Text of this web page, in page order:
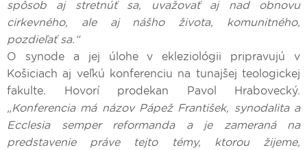
spôsob aj stretnúť sa, uvažovať aj nad obnovu
cirkevného, ale aj nášho života, komunitného,
pozdieľať sa.“
O synode a jej úlohe v ekleziológii pripravujú v
Košiciach aj veľkú konferenciu na tunajšej teologickej
fakulte. Hovorí prodekan Pavol Hrabovecký.
„Konferencia má názov Pápež František, synodalita a
Ecclesia semper reformanda a je zameraná na
predstavenie práve tejto témy, ktorou žijeme,